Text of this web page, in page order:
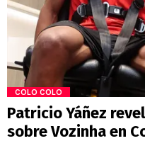
COLO COLO
Patricio Yáñez
sobre Vozinha en